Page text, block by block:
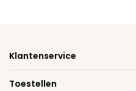
Klantenservice
Toestellen